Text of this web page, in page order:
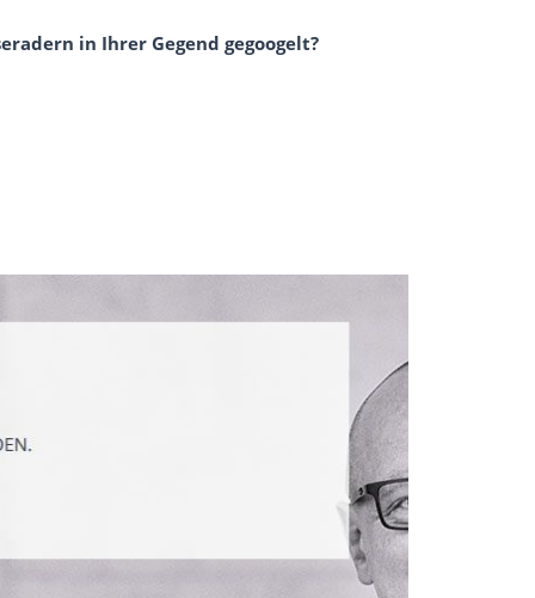
in Ihrer Gegend gegoogelt?